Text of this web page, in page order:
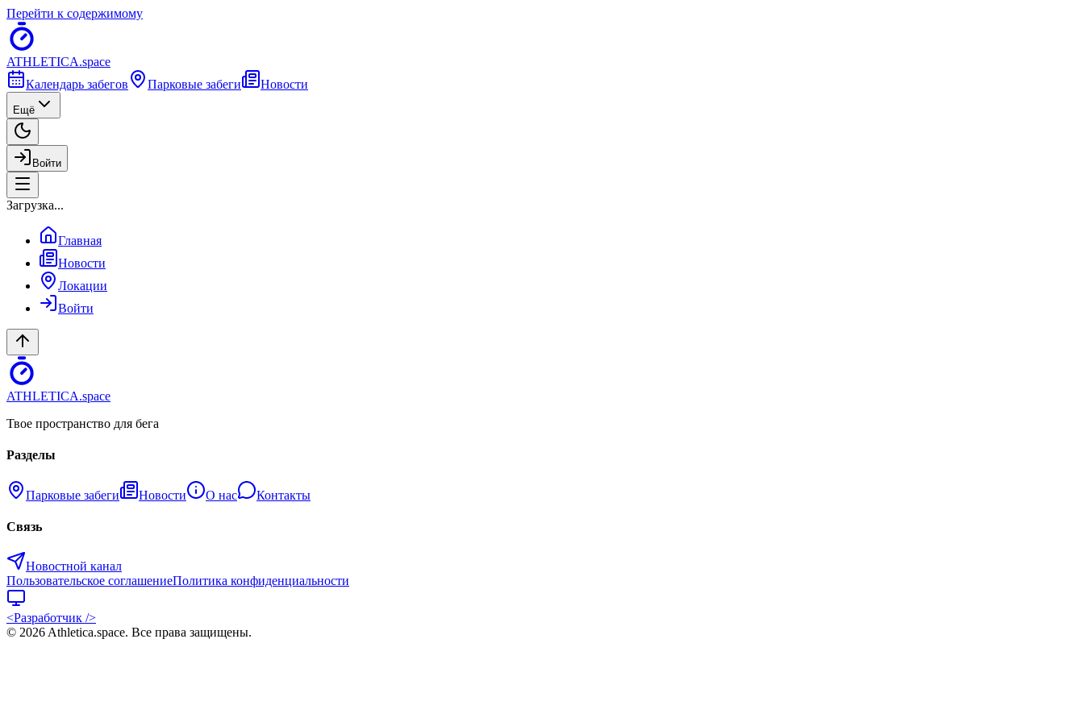
Перейти к содержимому
ATHLETICA.space
Календарь забегов
Парковые забеги Новости
Ещё
Войти
Загрузка...
Главная
Новости
Локации
Войти
ATHLETICA.space
Твое пространство для бега
Разделы
Парковые забеги Новости О нас Контакты
Связь
Новостной канал
Пользовательское соглашениеПолитика конфиденциальности
<Разработчик />
© 2026 Athletica.space. Все права защищены.